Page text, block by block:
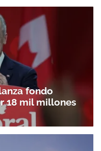
fondo
18 mil millones